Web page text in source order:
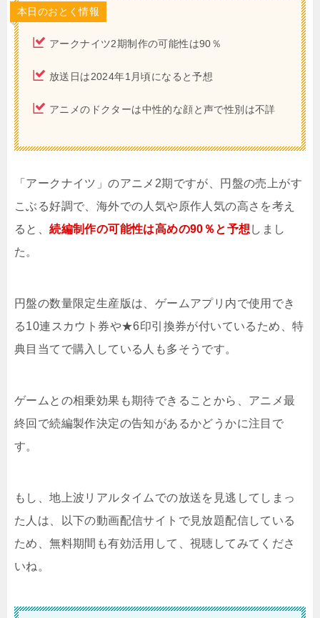
本日のおとく情報
アークナイツ2期制作の可能性は90％
放送日は2024年1月頃になると予想
アニメのドクターは中性的な顔と声で性別は不詳
「アークナイツ」のアニメ2期ですが、円盤の売上がす
こぶる好調で、海外での人気や原作人気の高さを考え
ると、続編制作の可能性は高めの90％と予想 しまし
た。
円盤の数量限定生産版は、ゲームアプリ内で使用でき
る10連スカウト券や★6印引換券が付いているため、特
典目当てで購入している人も多そうです。
ゲームとの相乗効果も期待できることから、アニメ最
終回で続編製作決定の告知があるかどうかに注目で
す。
もし、地上波リアルタイムでの放送を見逃してしまっ
た人は、以下の動画配信サイトで見放題配信している
ため、無料期間も有効活用して、視聴してみてくださ
いね。